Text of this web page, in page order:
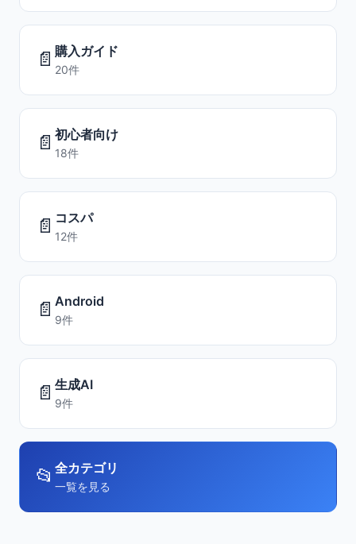
📄 購入ガイド
20件
📄 初心者向け
18件
📄 コスパ
12件
📄 Android
9件
📄 生成AI
9件
📂 全カテゴリ
一覧を見る